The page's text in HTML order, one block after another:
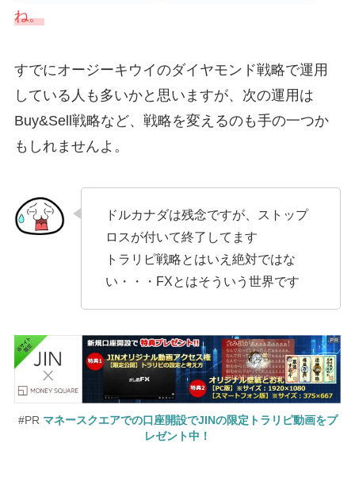
ね。
すでにオージーキウイのダイヤモンド戦略で運用
している人も多いかと思いますが、次の運用は
Buy&Sell戦略など、戦略を変えるのも手の一つか
もしれませんよ。
ドルカナダは残念ですが、ストップ
ロスが付いて終了してます
トラリピ戦略とはいえ絶対ではな
い・・・FXとはそういう世界です
#PR マネースクエアでの口座開設でJINの限定トラリピ動画をプ
レゼント中！